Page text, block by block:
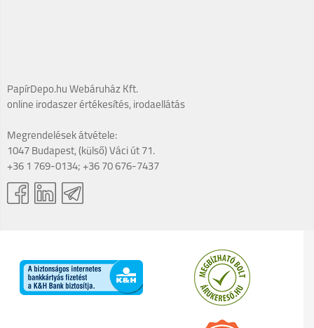
PapírDepo.hu Webáruház Kft.
online irodaszer értékesítés, irodaellátás
Megrendelések átvétele:
1047 Budapest, (külső) Váci út 71.
+36 1 769-0134; +36 70 676-7437